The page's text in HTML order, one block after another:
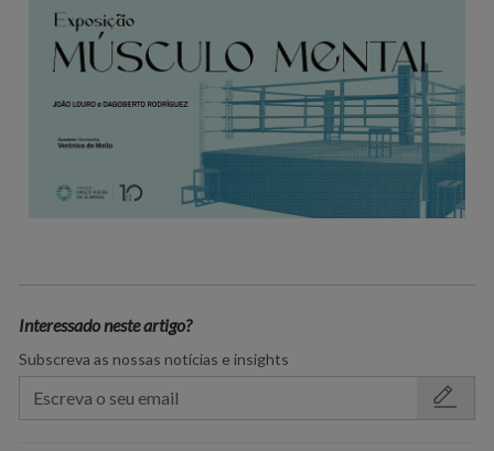
Interessado neste artigo?
Subscreva as nossas notícias e insights